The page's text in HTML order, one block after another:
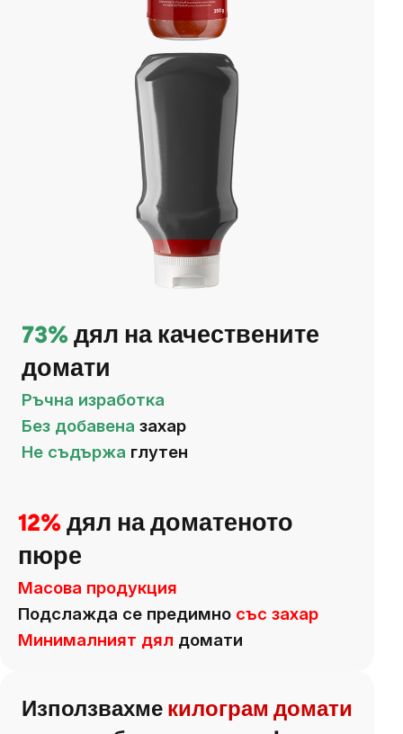
73% дял на качествените
домати
Ръчна изработка
Без добавена захар
Не съдържа глутен
12% дял на доматеното
пюре
Масова продукция
Подслажда се предимно със захар
Минималният дял домати
Използвахме килограм домати